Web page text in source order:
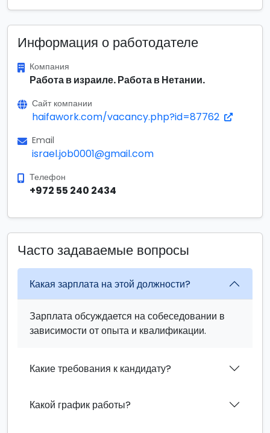
Информация о работодателе
Компания
Работа в израиле. Работа в Нетании.
Сайт компании
haifawork.com/vacancy.php?id=87762
Email
israel.job0001@gmail.com
Телефон
+972 55 240 2434
Часто задаваемые вопросы
Какая зарплата на этой должности?
Зарплата обсуждается на собеседовании в
зависимости от опыта и квалификации.
Какие требования к кандидату?
Какой график работы?